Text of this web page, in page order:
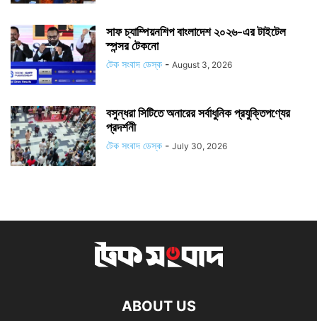
সাফ চ্যাম্পিয়নশিপ বাংলাদেশ ২০২৬-এর টাইটেল
স্পন্সর টেকনো
টেক সংবাদ ডেস্ক - August 3, 2026
বসুন্ধরা সিটিতে অনারের সর্বাধুনিক প্রযুক্তিপণ্যের
প্রদর্শনী
টেক সংবাদ ডেস্ক - July 30, 2026
ABOUT US